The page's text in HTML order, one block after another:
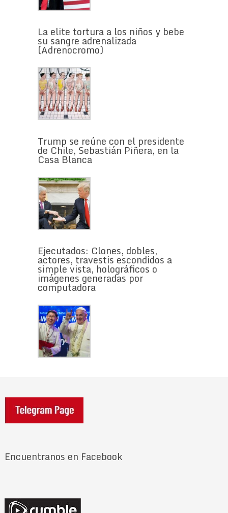
La elite tortura a los niños y bebe
su sangre adrenalizada
(Adrenocromo)
Trump se reúne con el presidente
de Chile, Sebastián Piñera, en la
Casa Blanca
Ejecutados: Clones, dobles,
actores, travestis escondidos a
simple vista, holográficos o
imágenes generadas por
computadora
Encuentranos en Facebook